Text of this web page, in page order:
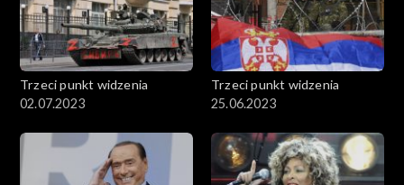
Trzeci punkt widzenia
02.07.2023
Trzeci punkt widzenia
25.06.2023